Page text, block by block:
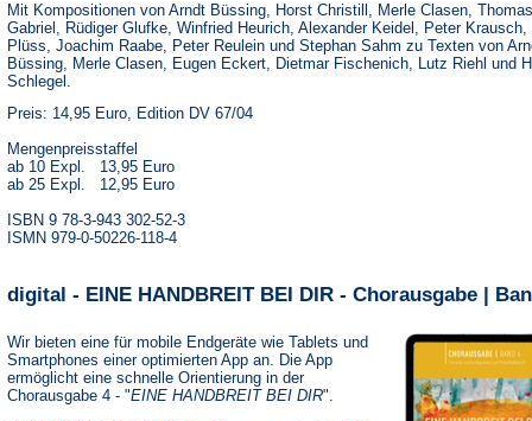
Mit Kompositionen von Arndt Büssing, Horst Christill, Merle Clasen, Thomas
Gabriel, Rüdiger Glufke, Winfried Heurich, Alexander Keidel, Peter Krausch,
Plüss, Joachim Raabe, Peter Reulein und Stephan Sahm zu Texten von
Büssing, Merle Clasen, Eugen Eckert, Dietmar Fischenich, Lutz Riehl und
Schlegel.
Preis: 14,95 Euro, Edition DV 67/04
Mengenpreisstaffel
ab 10 Expl. 13,95 Euro
ab 25 Expl. 12,95 Euro
ISBN 9 78-3-943 302-52-3
ISMN 979-0-50226-118-4
digital - EINE HANDBREIT BEI DIR - Chorausgabe |
Wir bieten eine für mobile Endgeräte wie Tablets und
Smartphones einer optimierten App an. Die App
ermöglicht eine schnelle Orientierung in der
Chorausgabe 4 - "EINE HANDBREIT BEI DIR".